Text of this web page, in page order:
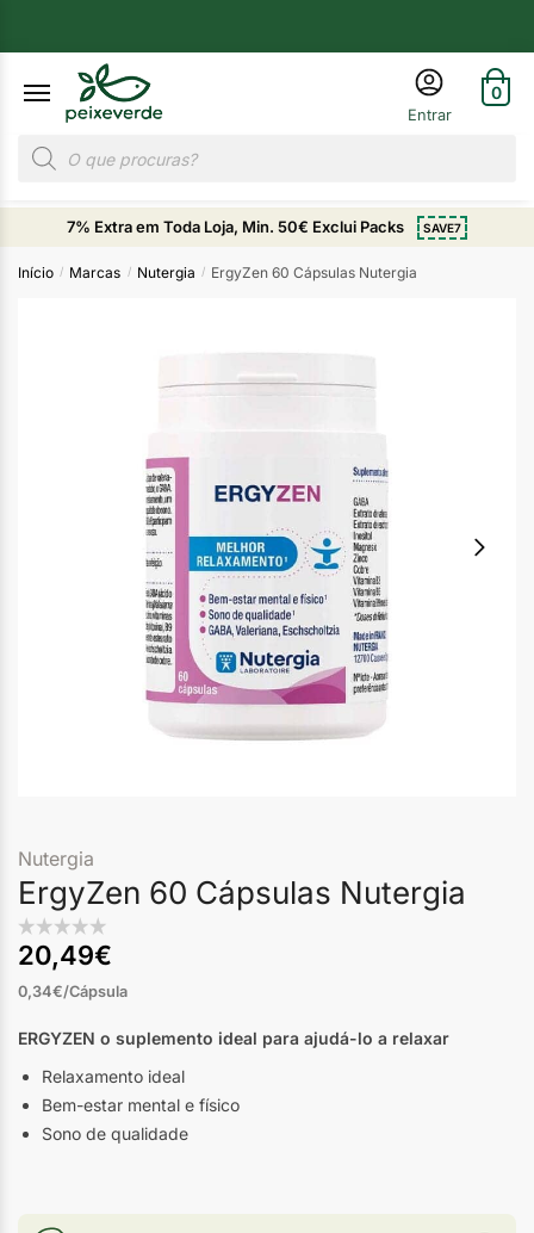
0
7% Extra em Toda Loja, Min. 50€ Exclui Packs SAVE7
Início / Marcas / Nutergia / ErgyZen 60 Cápsulas Nutergia
Nutergia
ErgyZen 60 Cápsulas Nutergia
20,49€
0,34€/Cápsula
ERGYZEN o suplemento ideal para ajudá-lo a relaxar
Relaxamento ideal
Bem-estar mental e físico
Sono de qualidade